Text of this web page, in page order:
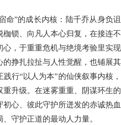
命”的成长内核：陆千乔从身负诅
枷锁、向凡人本心归复，在接连不
心，于重重危机与绝境考验里实现
挣扎拉扯与人性觉醒，也铺展其
行“以人为本”的仙侠叙事内核，
升级。在迷雾重重、阴谋环生的
心、彼此守护所迸发的赤诚热血
守护正道的最动人力量。